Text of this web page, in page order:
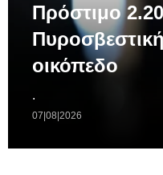
Πρόστιμο
οικόπεδο
.
07|08|2026